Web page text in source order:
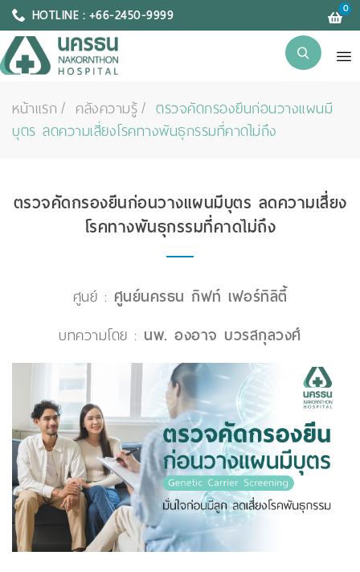
HOTLINE : +66-2450-9999 0
หน้าแรก คลังความรู้
ตรวจคัดกรองยีนก่อนวางแผนมี
บุตร ลดความเสี่ยงโรคทางพันธุกรรมที่คาดไม่ถึง
ตรวจคัดกรองยีนก่อนวางแผนมีบุตร ลดความเสี่ยง
โรคทางพันธุกรรมที่คาดไม่ถึง
ศูนย์ : ศูนย์นครธน กิฟท์ เฟอร์ทิลิตี้
บทความโดย : นพ. องอาจ บวรสกุลวงศ์